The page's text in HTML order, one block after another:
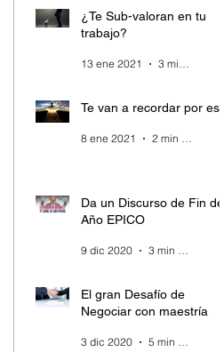
¿Te Sub-valoran en tu
trabajo?
13 ene 2021 3 min de lectura
Te van a recordar por esto
8 ene 2021 2 min de lectura
Da un Discurso de Fin de
Año EPICO
9 dic 2020 3 min de lectura
El gran Desafío de
Negociar con maestría
3 dic 2020 5 min de lectura